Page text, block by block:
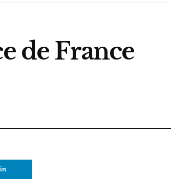
de France